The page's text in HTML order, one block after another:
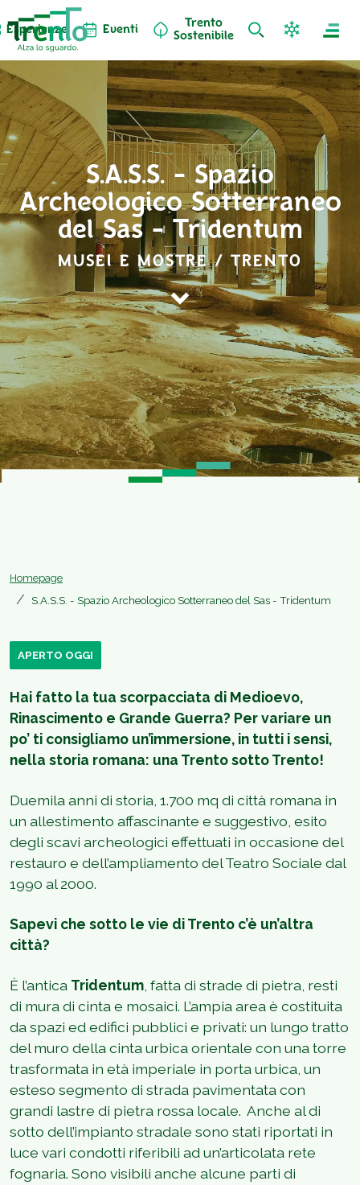
Esperienze Eventi
Trento
Sostenibile
S.A.S.S. - Spazio
Archeologico Sotterraneo
del Sas - Tridentum
MUSEI E MOSTRE / TRENTO
Homepage
S.A.S.S. - Spazio Archeologico Sotterraneo del Sas - Tridentum
APERTO OGGI
Hai fatto la tua scorpacciata di Medioevo,
Rinascimento e Grande Guerra? Per variare un
po’ ti consigliamo un’immersione, in tutti i sensi,
nella storia romana: una Trento sotto Trento!
Duemila anni di storia, 1.700 mq di città romana in
un allestimento affascinante e suggestivo, esito
degli scavi archeologici effettuati in occasione del
restauro e dell’ampliamento del Teatro Sociale dal
1990 al 2000.
Sapevi che sotto le vie di Trento c’è un’altra
città?
È l’antica Tridentum , fatta di strade di pietra, resti
di mura di cinta e mosaici. L’ampia area è costituita
da spazi ed edifici pubblici e privati: un lungo tratto
del muro della cinta urbica orientale con una torre
trasformata in età imperiale in porta urbica, un
esteso segmento di strada pavimentata con
grandi lastre di pietra rossa locale. Anche al di
sotto dell’impianto stradale sono stati riportati in
luce vari condotti riferibili ad un’articolata rete
fognaria. Sono visibili anche alcune parti di